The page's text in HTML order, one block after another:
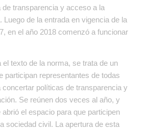
transparencia y acceso a la
. Luego de la entrada en vigencia de la
en el año 2018 comenzó a funcionar
el texto de la norma, se trata de un
participan representantes de todas
políticas de transparencia y
Se reúnen dos veces al año, y
el espacio para que participen
sociedad civil. La apertura de esta